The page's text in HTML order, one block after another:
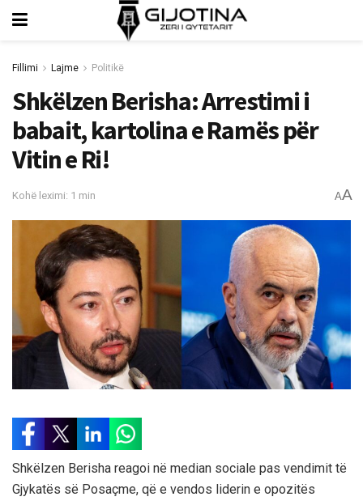
Fillimi Lajme Politikë
Shkëlzen Berisha: Arrestimi i
babait, kartolina e Ramës për
Vitin e Ri!
Kohë leximi: 1 min AA
Shkëlzen Berisha reagoi në median sociale pas vendimit të
Gjykatës së Posaçme, që e vendos liderin e opozitës